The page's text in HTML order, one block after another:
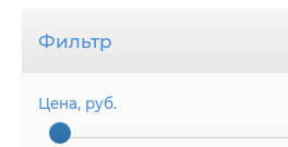
Фильтр
Цена, руб.